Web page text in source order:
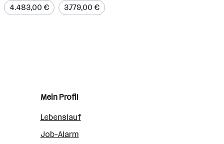
4.483,00 € 3.779,00 €
Mein Profil
Lebenslauf
Job-Alarm